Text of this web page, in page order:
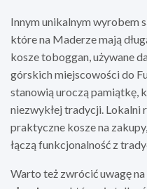
Innym unikalnym wyrobem
które na Maderze mają
kosze toboggan, używane
górskich miejscowości do
stanowią uroczą pamiątkę,
niezwykłej tradycji. Lokalni
praktyczne kosze na
łączą funkcjonalność z
Warto też zwrócić uwagę na